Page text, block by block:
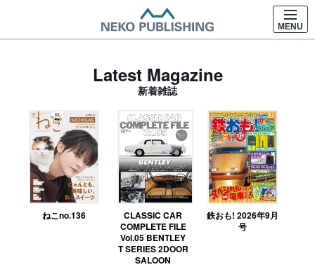
MENU
Latest Magazine
新着雑誌
ねこno.136
CLASSIC CAR
COMPLETE FILE
Vol.05 BENTLEY
T SERIES 2DOOR
SALOON
鉄おも! 2026年9月
号